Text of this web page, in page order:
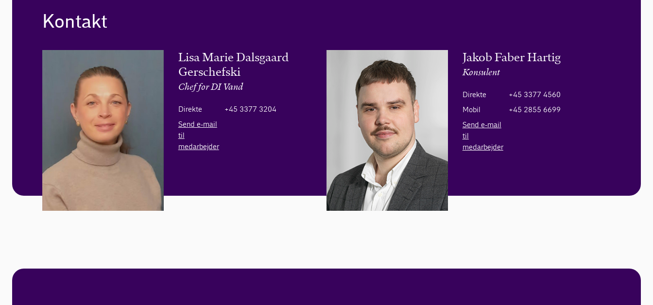
Kontakt
Lisa Marie Dalsgaard
Gerschefski
Chef for DI Vand
Direkte
+45 3377 3204
Send e-mail
til
medarbejder
Jakob Faber Hartig
Konsulent
Direkte
+45 3377 4560
Mobil
+45 2855 6699
Send e-mail
til
medarbejder